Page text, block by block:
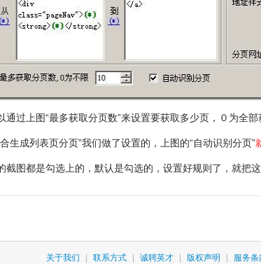
通过上图“最多获取分页数”来设置要获取多少页，０为全部
生成列表页分页”我们做了设置的，上图的“自动识别分页”
截图都是勾选上的，默认是勾选的，设置好规则了，就把这
关于我们 联系方式 诚聘英才 版权声明 服务条